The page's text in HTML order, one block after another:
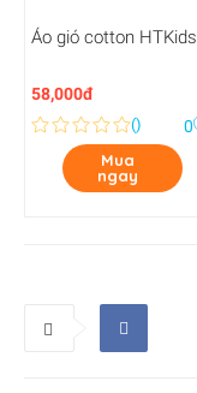
Áo gió cotton HTKids
58,000đ
()
0
Mua
ngay